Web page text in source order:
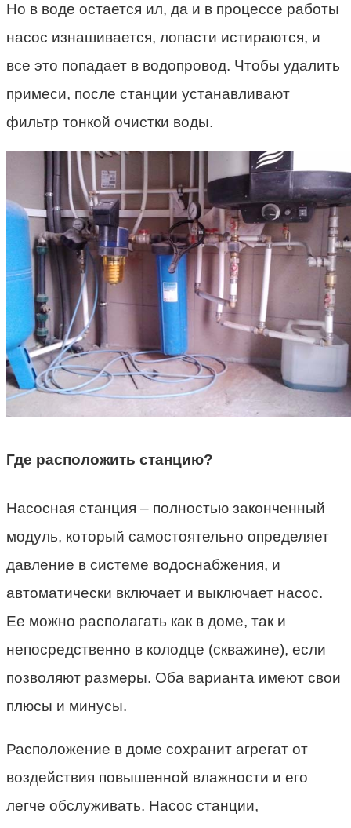
Но в воде остается ил, да и в процессе работы
насос изнашивается, лопасти истираются, и
все это попадает в водопровод. Чтобы удалить
примеси, после станции устанавливают
фильтр тонкой очистки воды.
Где расположить станцию?
Насосная станция – полностью законченный
модуль, который самостоятельно определяет
давление в системе водоснабжения, и
автоматически включает и выключает насос.
Ее можно располагать как в доме, так и
непосредственно в колодце (скважине), если
позволяют размеры. Оба варианта имеют свои
плюсы и минусы.
Расположение в доме сохранит агрегат от
воздействия повышенной влажности и его
легче обслуживать. Насос станции,